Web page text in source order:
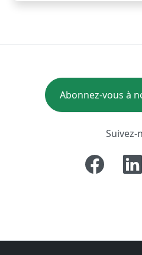
Abonnez-vous à
Suivez-